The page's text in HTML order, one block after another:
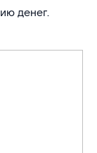
денег.